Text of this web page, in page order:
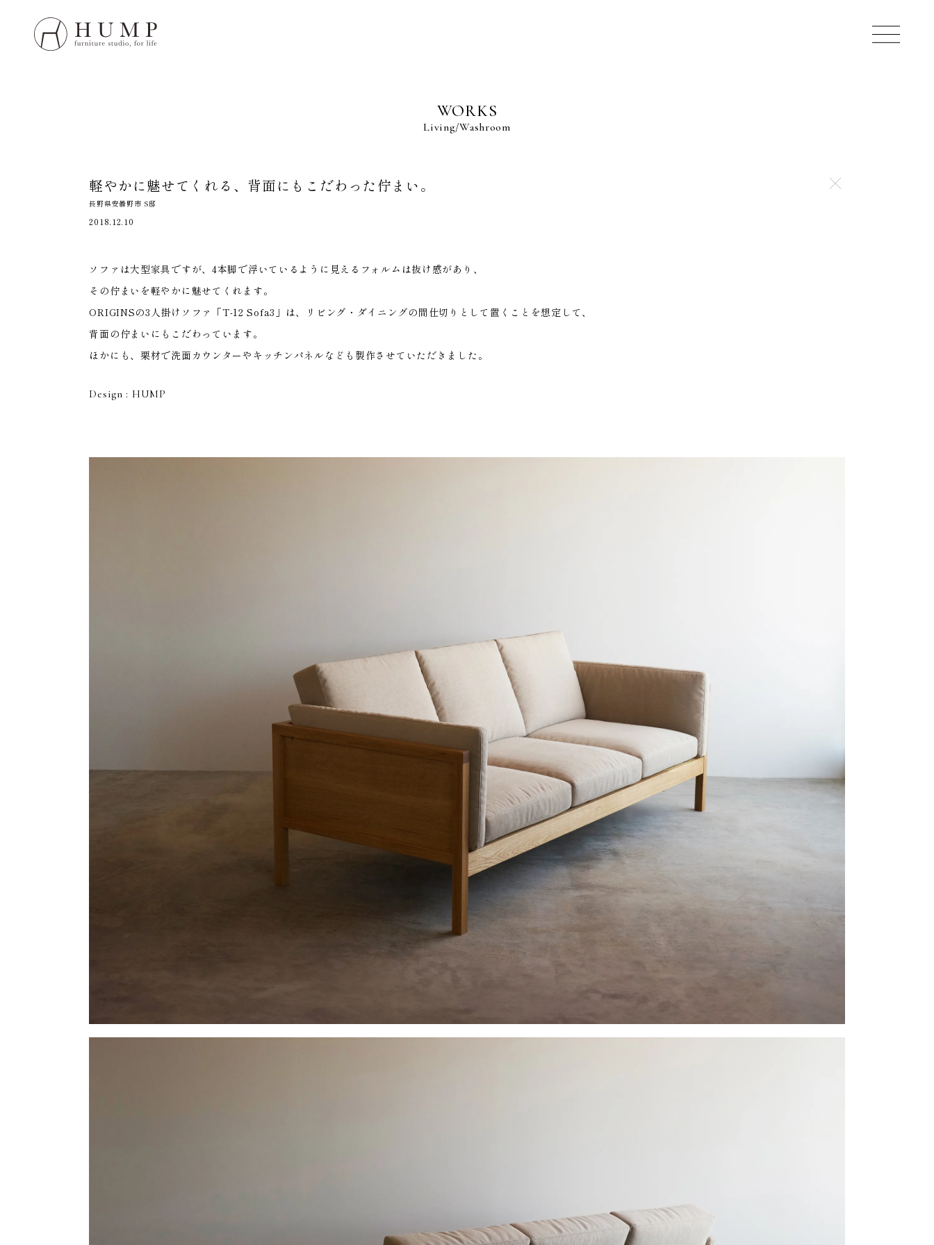
ORIGINS
MAINTENANCE
HOME
WORKS
Living Washroom
軽やかに魅せてくれる、 背面にもこだわった佇まい。
長野県安曇野市 S邸
2018.12.10
ソファは大型家具ですが、4本脚で浮いているように見えるフォルムは抜け感があり、
その佇まいを軽やかに魅せてくれます。
ORIGINSの3人掛けソファ「T-12 Sofa3」は、リビング・ダイニングの間仕切りとして置くことを想定して、
背面の佇まいにもこだわっています。
ほかにも、栗材で洗面カウンターやキッチンパネルなども製作させていただきました。
Design : HUMP